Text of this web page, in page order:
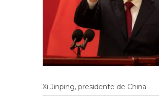
Xi Jinping, presidente de China